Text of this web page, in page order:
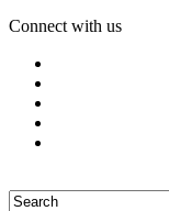
Connect with us